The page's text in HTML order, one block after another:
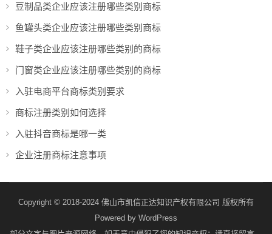
豆制品类企业应该注册哪些类别商标
鱼罐头类企业应该注册哪些类别商标
鞋子类企业应该注册哪些类别的商标
门窗类企业应该注册哪些类别的商标
入驻电商平台商标类别要求
商标注册类别如何选择
入驻抖音商标是哪一类
企业注册商标注意事项
Copyright © 2018-2024 佛山市凯信正达知识产权有限公司 版权所有
Powered by WordPress